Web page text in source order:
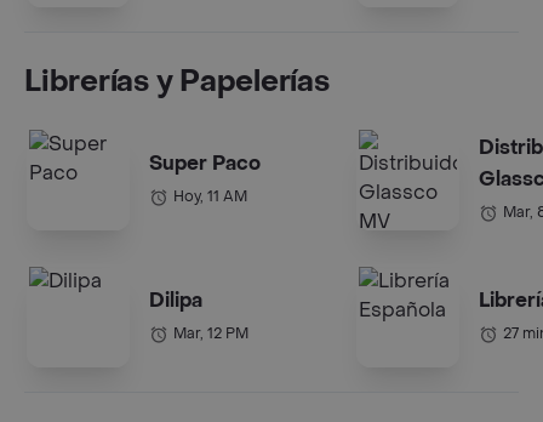
Librerías y Papelerías
Super Paco
Hoy, 11 AM
Dilipa
Mar, 12 PM
Mar,
27